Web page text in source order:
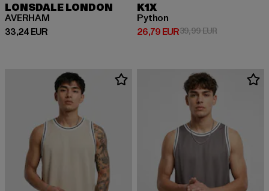
LONSDALE LONDON
AVERHAM
33,24 EUR
Prix courant: 33,24 EUR
K1X
Python
26,79 EUR
Prix courant: 26,79 EUR
39,99 EURPrix en